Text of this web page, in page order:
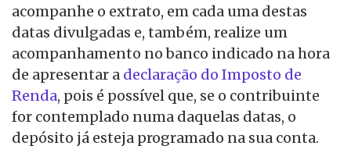
acompanhe o extrato, em cada uma destas
datas divulgadas e, também, realize um
acompanhamento no banco indicado na hora
de apresentar a declaração do Imposto de
Renda, pois é possível que, se o contribuinte
for contemplado numa daquelas datas, o
depósito já esteja programado na sua conta.